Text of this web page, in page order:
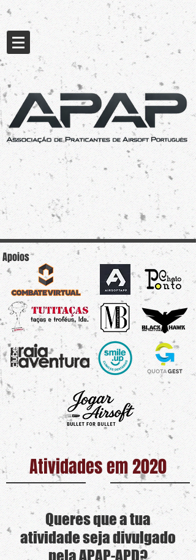
Apoios
Atividades em 2020
Queres que a tua
atividade seja divulgado
pela APAP-APD?